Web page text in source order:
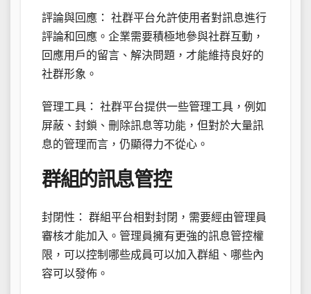
評論與回應： 社群平台允許使用者對訊息進行
評論和回應。企業需要積極地參與社群互動，
回應用戶的留言、解決問題，才能維持良好的
社群形象。
管理工具： 社群平台提供一些管理工具，例如
屏蔽、封鎖、刪除訊息等功能，但對於大量訊
息的管理而言，仍顯得力不從心。
群組的訊息管控
封閉性： 群組平台相對封閉，需要經由管理員
審核才能加入。管理員擁有更強的訊息管控權
限，可以控制哪些成員可以加入群組、哪些內
容可以發佈。